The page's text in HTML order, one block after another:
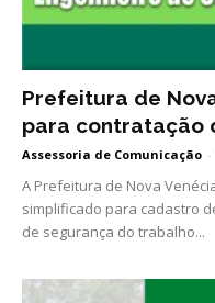
Prefeitura de
para contratação
Assessoria de Comunicação -
A Prefeitura de Nova
simplificado para cadastro
de segurança do trabalho...